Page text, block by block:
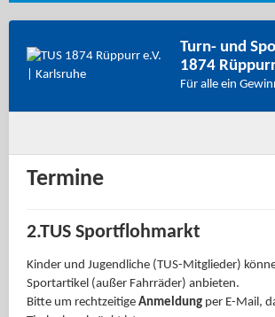
Turn- und
1874
Für alle ein
Termine
2.TUS Sportflohmarkt
Kinder und Jugendliche (TUS-Mitglieder)
Sportartikel (außer Fahrräder) anbieten.
Bitte um rechtzeitige Anmeldung per E-Mail,